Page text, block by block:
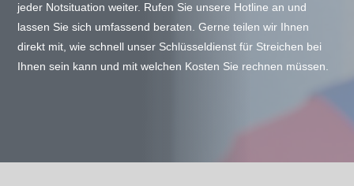
jeder Notsituation weiter. Rufen Sie unsere Hotline an und
lassen Sie sich umfassend beraten. Gerne teilen wir Ihnen
direkt mit, wie schnell unser Schlüsseldienst für Streichen bei
Ihnen sein kann und mit welchen Kosten Sie rechnen müssen.